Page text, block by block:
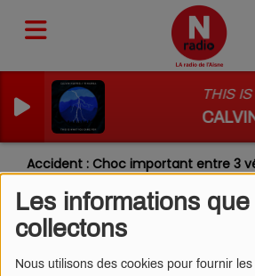
Les informations
collectons
Nous utilisons des cookies pour fournir
THIS
Accident : Choc important entre 3